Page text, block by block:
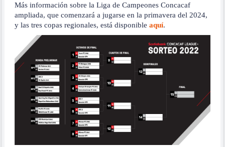
Más información sobre la Liga de Campeones Concacaf
ampliada, que comenzará a jugarse en la primavera del 2024,
y las tres copas regionales, está disponible aquí.